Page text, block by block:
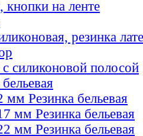
на ленте
резинка
с силиконовой полосой
мм Резинка бельевая
мм Резинка бельевая
мм Резинка бельевая